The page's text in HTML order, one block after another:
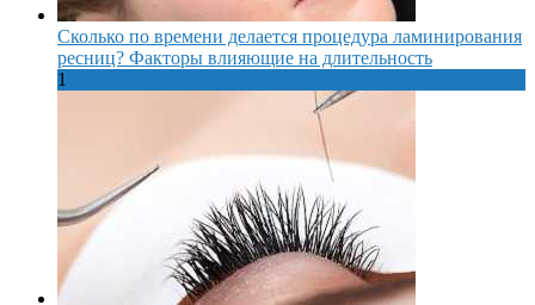
Сколько по времени делается процедура ламинирования
ресниц? Факторы влияющие на длительность
1